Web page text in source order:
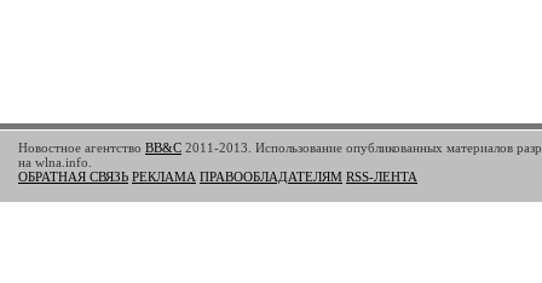
Новостное агентство BB&C 2011-2013. Использование опубликованных материалов
на wlna.info.
ОБРАТНАЯ СВЯЗЬ РЕКЛАМА ПРАВООБЛАДАТЕЛЯМ RSS-ЛЕНТА